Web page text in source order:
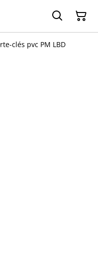
clés pvc PM LBD